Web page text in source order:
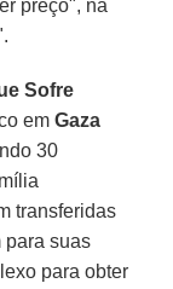
preço", na
Sofre
emGaza
30
transferidas
para suas
para obter